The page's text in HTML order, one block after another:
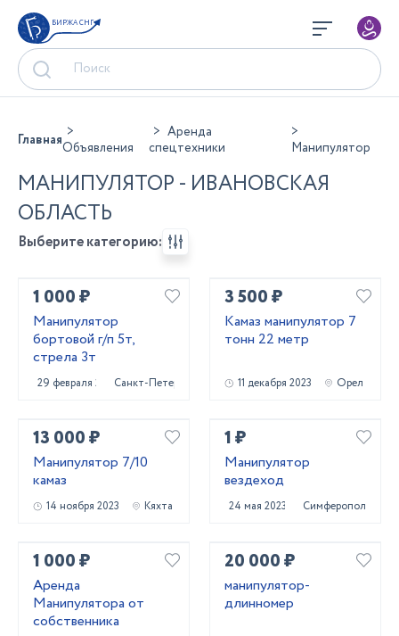
БИРЖА СНГ
ГлавнаяОбъявления
Аренда
спецтехники
Манипулятор
МАНИПУЛЯТОР - ИВАНОВСКАЯ
ОБЛАСТЬ
Выберите категорию:
1 000 ₽
Манипулятор
бортовой г/п 5т,
стрела 3т
29 февраля 2024Санкт-Петербург
3 500 ₽
Камаз манипулятор 7
тонн 22 метр
11 декабря 2023 Орел
13 000 ₽
Манипулятор 7/10
камаз
14 ноября 2023 Кяхта
1 ₽
Манипулятор
вездеход
24 мая 2023 Симферополь
1 000 ₽
Аренда
Манипулятора от
собственника
20 000 ₽
манипулятор-
длинномер